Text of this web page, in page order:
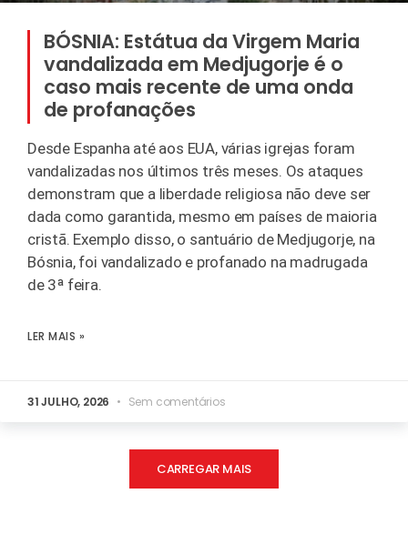
BÓSNIA: Estátua da Virgem Maria
vandalizada em Medjugorje é o
caso mais recente de uma onda
de profanações
Desde Espanha até aos EUA, várias igrejas foram
vandalizadas nos últimos três meses. Os ataques
demonstram que a liberdade religiosa não deve ser
dada como garantida, mesmo em países de maioria
cristã. Exemplo disso, o santuário de Medjugorje, na
Bósnia, foi vandalizado e profanado na madrugada
de 3ª feira.
LER MAIS »
31 JULHO, 2026 Sem comentários
CARREGAR MAIS